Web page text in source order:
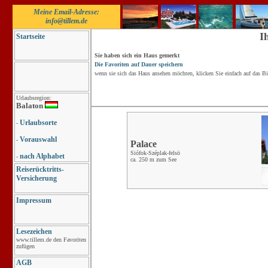
Meine Email-Adresse:
info@tillem.de
Startseite
Urlaubsregion:
Balaton
- Urlaubsorte
- Vorauswahl
-nach Alphabet
Reiserücktritts-
Versicherung
Impressum
Lesezeichen
www.tillem.de den Favoriten
zufügen
AGB
Sie haben sich ein Haus gemerkt
Die Favoriten auf Dauer speichern
wenn sie sich das Haus ansehen möchten, klicken Sie einfach auf das
Palace
Siófok-Széplak-felsö
ca. 250 m zum See